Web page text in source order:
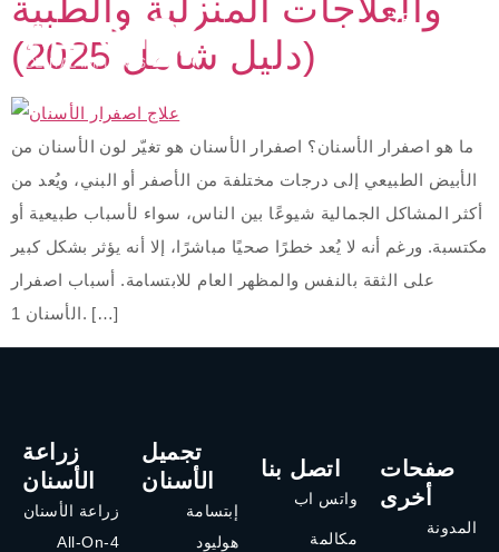
(دليل شامل 2025)
ما هو اصفرار الأسنان؟ اصفرار الأسنان هو تغيّر لون الأسنان من
الأبيض الطبيعي إلى درجات مختلفة من الأصفر أو البني، ويُعد من
أكثر المشاكل الجمالية شيوعًا بين الناس، سواء لأسباب طبيعية أو
مكتسبة. ورغم أنه لا يُعد خطرًا صحيًا مباشرًا، إلا أنه يؤثر بشكل كبير
على الثقة بالنفس والمظهر العام للابتسامة. أسباب اصفرار
الأسنان 1. […]
زراعة
الأسنان
زراعة الأسنان
All-On-4
تجميل
الأسنان
إبتسامة
هوليود
اتصل بنا
واتس اب
مكالمة
صفحات
أخرى
المدونة